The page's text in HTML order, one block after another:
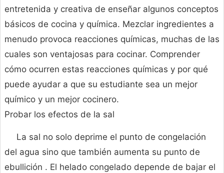
entretenida y creativa de enseñar algunos conceptos
básicos de cocina y química. Mezclar ingredientes a
menudo provoca reacciones químicas, muchas de las
cuales son ventajosas para cocinar. Comprender
cómo ocurren estas reacciones químicas y por qué
puede ayudar a que su estudiante sea un mejor
químico y un mejor cocinero.
Probar los efectos de la sal
La sal no solo deprime el punto de congelación
del agua sino que también aumenta su punto de
ebullición . El helado congelado depende de bajar el